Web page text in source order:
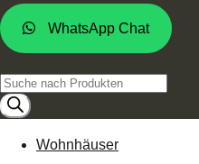
WhatsApp Chat
Products
search
Wohnhäuser